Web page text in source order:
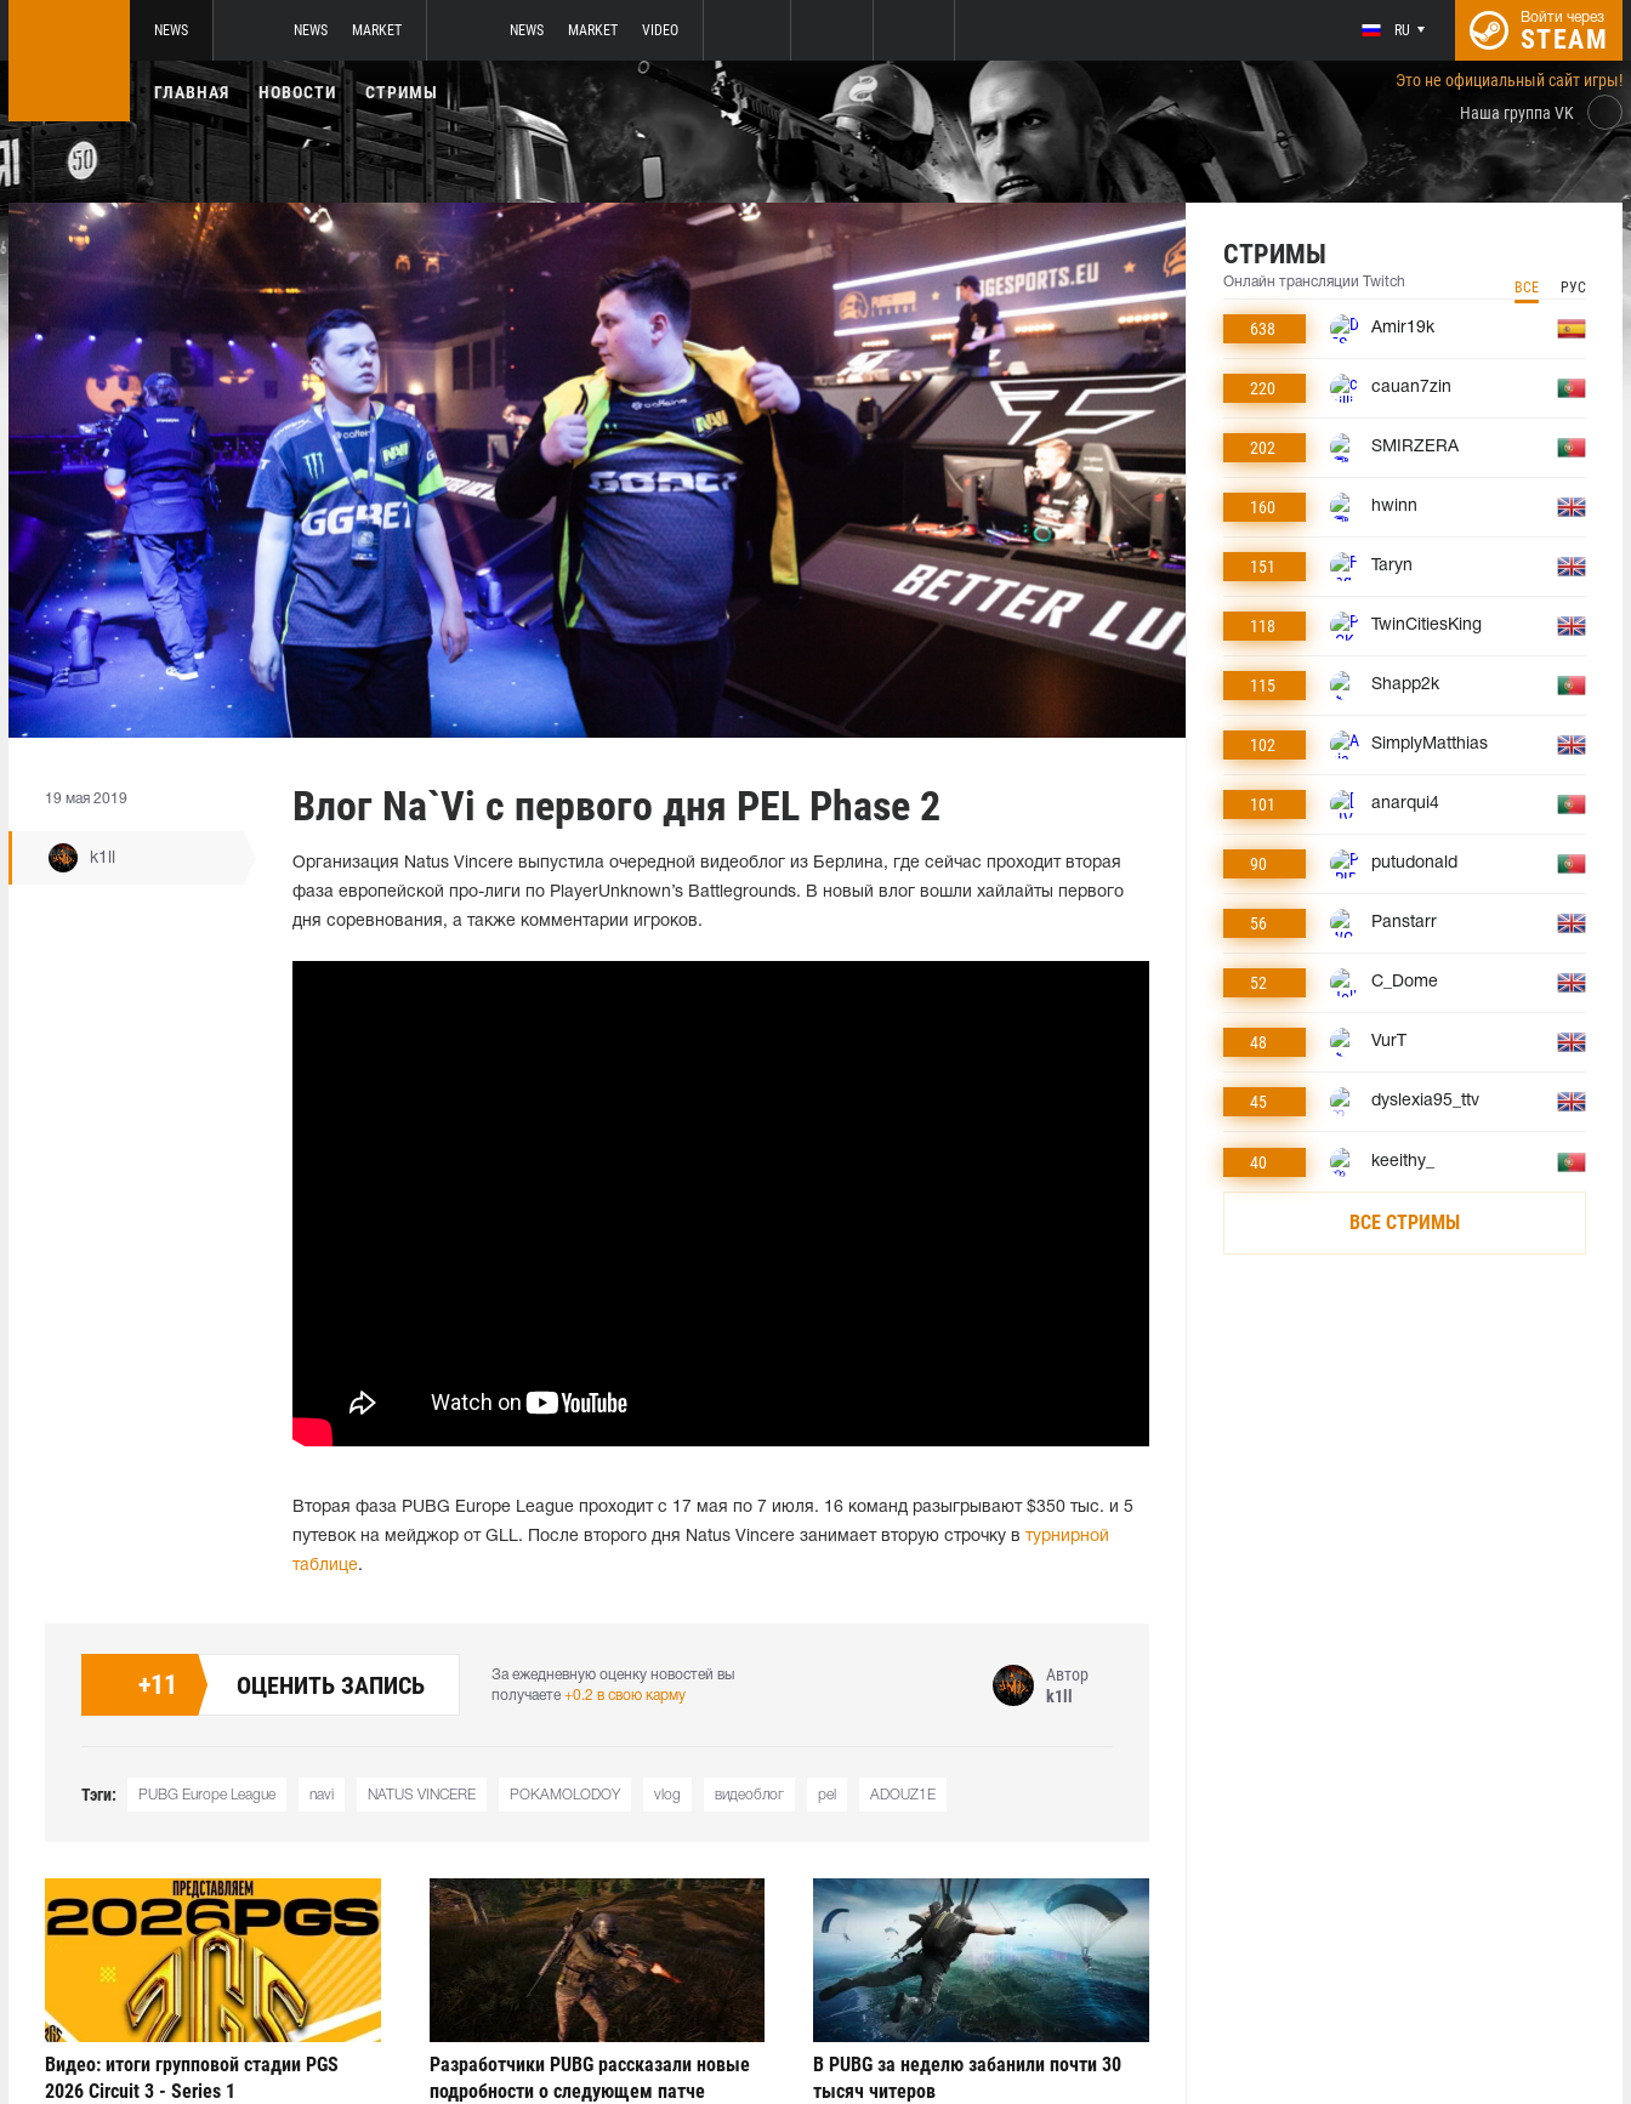
NEWS NEWS MARKET NEWS MARKET VIDEO RU
Войти через
STEAM
ГЛАВНАЯ НОВОСТИ СТРИМЫ
Это не официальный сайт игры!
Наша группа VK
19 мая 2019
k1ll
Влог Na`Vi с первого дня PEL Phase 2
Организация Natus Vincere выпустила очередной видеоблог из Берлина, где сейчас проходит вторая
фаза европейской про-лиги по PlayerUnknown’s Battlegrounds. В новый влог вошли хайлайты первого
дня соревнования, а также комментарии игроков.
Вторая фаза PUBG Europe League проходит c 17 мая по 7 июля. 16 команд разыгрывают $350 тыс. и 5
путевок на мейджор от GLL. После второго дня Natus Vincere занимает вторую строчку в турнирной
таблице.
+11 ОЦЕНИТЬ ЗАПИСЬ
За ежедневную оценку новостей вы
получаете +0.2 в свою карму
Автор
k1ll
Тэги: PUBG Europe League navi NATUS VINCERE POKAMOLODOY vlog видеоблог pel ADOUZ1E
Видео: итоги групповой стадии PGS
2026 Circuit 3 - Series 1
Разработчики PUBG рассказали новые
подробности о следующем патче
В PUBG за неделю забанили почти 30
тысяч читеров
СТРИМЫ
Онлайн трансляции Twitch ВСЕ РУС
638 Amir19k
220 cauan7zin
202 SMIRZERA
160 hwinn
151 Taryn
118 TwinCitiesKing
115 Shapp2k
102 SimplyMatthias
101 anarqui4
90 putudonald
56 Panstarr
52 C_Dome
48 VurT
45 dyslexia95_ttv
40 keeithy_
ВСЕ СТРИМЫ